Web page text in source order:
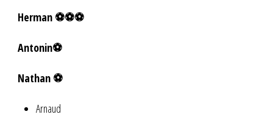
Herman ⚽️⚽️⚽️
Antonin⚽️
Nathan ⚽️
Arnaud